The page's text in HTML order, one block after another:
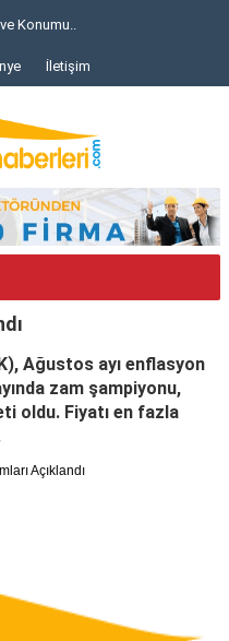
Konumu..
İletişim
Ağustos ayı enflasyon
zam şampiyonu,
oldu. Fiyatı en fazla
Açıklandı